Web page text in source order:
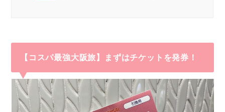
【コスパ最強大阪旅】まずはチケットを発券！